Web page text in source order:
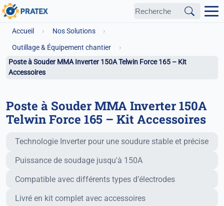
Accueil › Nos Solutions ›
Outillage & Équipement chantier ›
Poste à Souder MMA Inverter 150A Telwin Force 165 – Kit
Accessoires
Poste à Souder MMA Inverter 150A
Telwin Force 165 – Kit Accessoires
Fonctionnalités principales
Technologie Inverter pour une soudure stable et précise
Puissance de soudage jusqu'à 150A
Compatible avec différents types d’électrodes
Livré en kit complet avec accessoires